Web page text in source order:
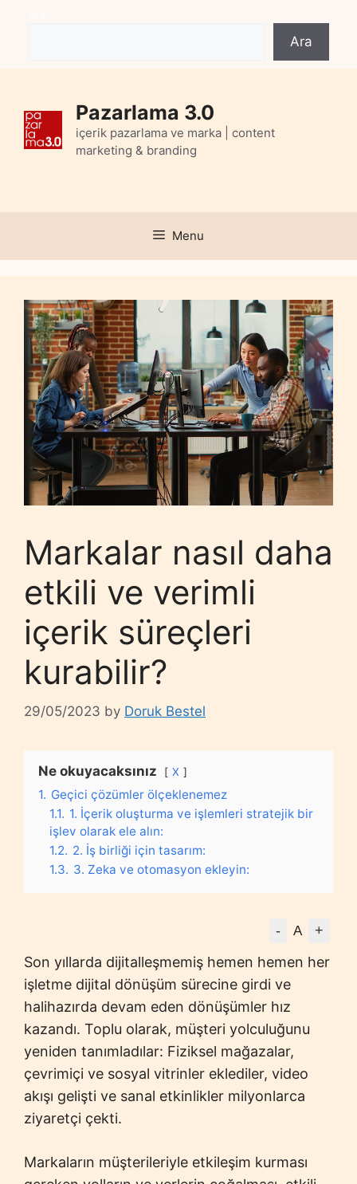
Ara
Pazarlama 3.0
içerik pazarlama ve marka | content
marketing & branding
Menu
Markalar nasıl daha
etkili ve verimli
içerik süreçleri
kurabilir?
29/05/2023 by Doruk Bestel
Ne okuyacaksınız X
1. Geçici çözümler ölçeklenemez
1.1. 1. İçerik oluşturma ve işlemleri stratejik bir
işlev olarak ele alın:
1.2. 2. İş birliği için tasarım:
1.3. 3. Zeka ve otomasyon ekleyin:
- A +
Son yıllarda dijitalleşmemiş hemen hemen her
işletme dijital dönüşüm sürecine girdi ve
halihazırda devam eden dönüşümler hız
kazandı. Toplu olarak, müşteri yolculuğunu
yeniden tanımladılar: Fiziksel mağazalar,
çevrimiçi ve sosyal vitrinler eklediler, video
akışı gelişti ve sanal etkinlikler milyonlarca
ziyaretçi çekti.
Markaların müşterileriyle etkileşim kurması